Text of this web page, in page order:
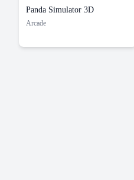
Panda Simulator 3D
Arcade